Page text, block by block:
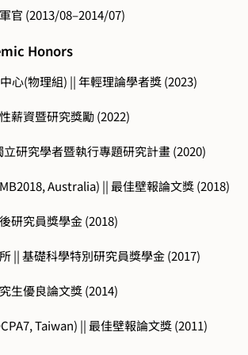
官 (2013/08–2014/07)
Honors
心(物理組) || 年輕理論學者獎 (2023)
薪資暨研究獎勵 (2022)
立研究學者暨執行專題研究計畫 (2020)
Australia) || 最佳壁報論文獎 (2018)
研究員獎學金 (2018)
|| 基礎科學特別研究員獎學金 (2017)
生優良論文獎 (2014)
Taiwan) || 最佳壁報論文獎 (2011)